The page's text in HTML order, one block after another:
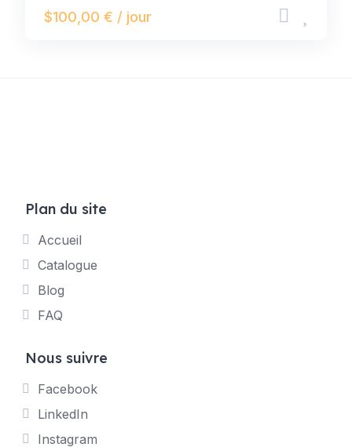
$100,00 € / jour
Plan du site
Accueil
Catalogue
Blog
FAQ
Nous suivre
Facebook
LinkedIn
Instagram